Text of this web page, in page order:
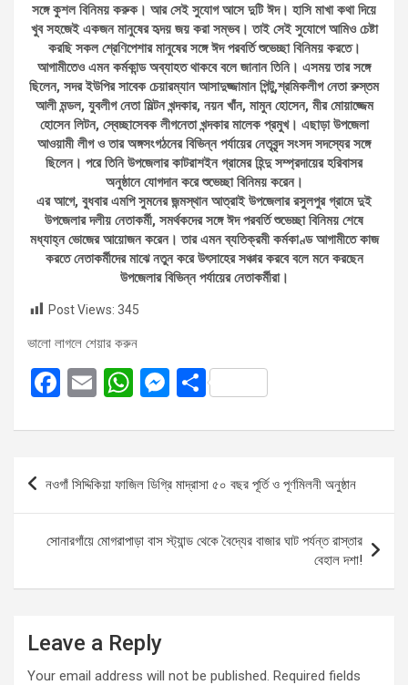
সঙ্গে কুশল বিনিময় করুক। আর সেই সুযোগ আসে দুটি ঈদ। হাসি মাখা কথা দিয়ে
খুব সহজেই একজন মানুষের হৃদয় জয় করা সম্ভব। তাই সেই সুযোগে আমিও চেষ্টা
করছি সকল শ্রেণিপেশার মানুষের সঙ্গে ঈদ পরবর্তি শুভেচ্ছা বিনিময় করতে।
আগামীতেও এমন কর্মকান্ড অব্যাহত থাকবে বলে জানান তিনি। এসময় তার সঙ্গে
ছিলেন, সদর ইউপির সাবেক চেয়ারম্যান আসাদুজ্জামান পিন্টু,শ্রমিকলীগ নেতা রুস্তম
আলী মন্ডল, যুবলীগ নেতা মিল্টন খন্দকার, নয়ন খাঁন, মামুন হোসেন, মীর মোয়াজ্জেম
হোসেন লিটন, স্বেচ্ছাসেবক লীগনেতা খন্দকার মালেক প্রমুখ। এছাড়া উপজেলা
আওয়ামী লীগ ও তার অঙ্গসংগঠনের বিভিন্ন পর্যায়ের নেতৃবৃন্দ সংসদ সদস্যের সঙ্গে
ছিলেন। পরে তিনি উপজেলার কাটরাশইন গ্রামের হিন্দু সম্প্রদায়ের হরিবাসর
অনুষ্ঠানে যোগদান করে শুভেচ্ছা বিনিময় করেন।
এর আগে, বুধবার এমপি সুমনের জন্মস্থান আত্রাই উপজেলার রসুলপুর গ্রামে দুই
উপজেলার দলীয় নেতাকর্মী, সমর্থকদের সঙ্গে ঈদ পরবর্তি শুভেচ্ছা বিনিময় শেষে
মধ্যাহ্ন ভোজের আয়োজন করেন। তার এমন ব্যতিক্রমী কর্মকাণ্ড আগামীতে কাজ
করতে নেতাকর্মীদের মাঝে নতুন করে উৎসাহের সঞ্চার করবে বলে মনে করছেন
উপজেলার বিভিন্ন পর্যায়ের নেতাকর্মীরা।
Post Views: 345
ভালো লাগলে শেয়ার করুন
F
ce
b
o
o
k
E
ail
W
at
A
p
p
M
se
g
er
S
ar
Post
নওগাঁ সিদ্দিকিয়া ফাজিল ডিগ্রি মাদ্রাসা ৫০ বছর পূর্তি ও পূর্ণমিলনী অনুষ্ঠান
সোনারগাঁয়ে মোগরাপাড়া বাস স্ট্যান্ড থেকে বৈদ্যের বাজার ঘাট পর্যন্ত রাস্তার
বেহাল দশা!
Leave a Reply
Your email address will not be published. Required fields